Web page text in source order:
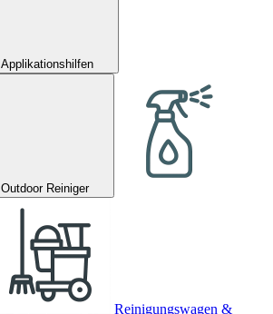
Applikationshilfen
Outdoor Reiniger
Reinigungswagen &